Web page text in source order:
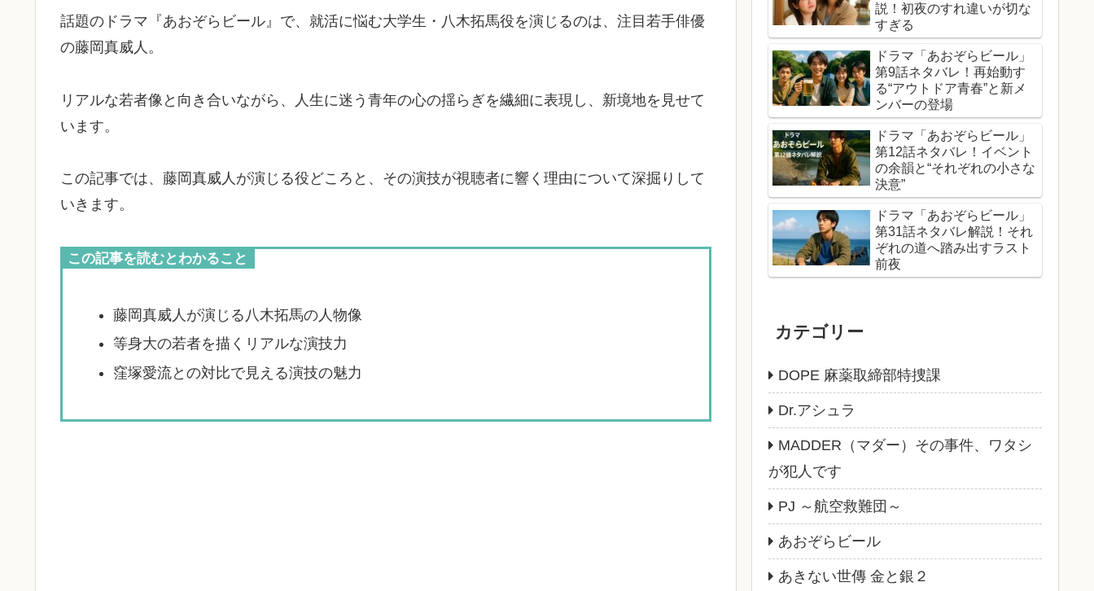
話題のドラマ『あおぞらビール』で、就活に悩む大学生・八木拓馬役を演じるのは、注目若手俳優
の藤岡真威人。
リアルな若者像と向き合いながら、人生に迷う青年の心の揺らぎを繊細に表現し、新境地を見せて
います。
この記事では、藤岡真威人が演じる役どころと、その演技が視聴者に響く理由について深掘りして
いきます。
この記事を読むとわかること
藤岡真威人が演じる八木拓馬の人物像
等身大の若者を描くリアルな演技力
窪塚愛流との対比で見える演技の魅力
説！初夜のすれ違いが切な
すぎる
ドラマ「あおぞらビール」
第9話ネタバレ！再始動す
る“アウトドア青春”と新メ
ンバーの登場
ドラマ「あおぞらビール」
第12話ネタバレ！イベント
の余韻と“それぞれの小さな
決意”
ドラマ「あおぞらビール」
第31話ネタバレ解説！それ
ぞれの道へ踏み出すラスト
前夜
カテゴリー
DOPE 麻薬取締部特捜課
Dr.アシュラ
MADDER（マダー）その事件、ワタシ
が犯人です
PJ ～航空救難団～
あおぞらビール
あきない世傳 金と銀２